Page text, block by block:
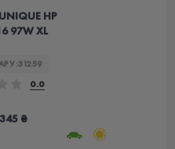
HP
97W XL
31259
0.0
₴